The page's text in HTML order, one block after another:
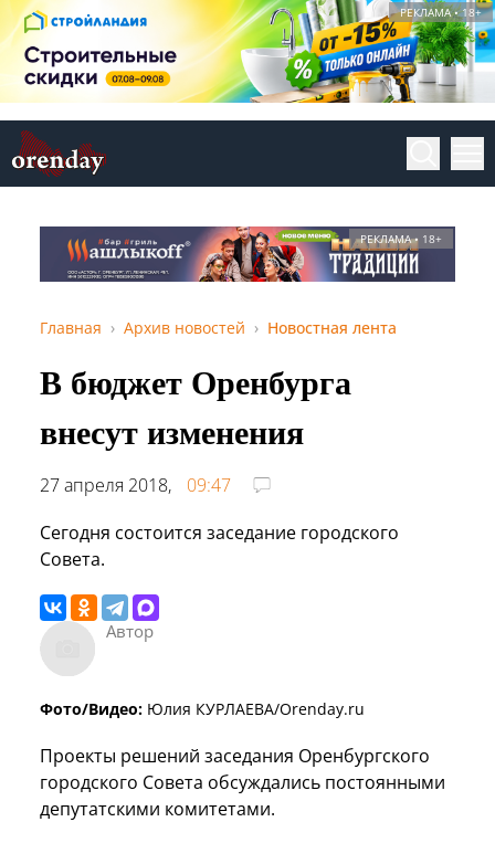
РЕКЛАМА • 18+
РЕКЛАМА • 18+
Главная Архив новостей Новостная лента
В бюджет Оренбурга
внесут изменения
27 апреля 2018,
09:47
Сегодня состоится заседание городского
Совета.
Автор
Фото/Видео: Юлия КУРЛАЕВА/Orenday.ru
Проекты решений заседания Оренбургского
городского Совета обсуждались постоянными
депутатскими комитетами.